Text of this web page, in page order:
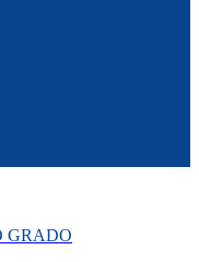
GRADO